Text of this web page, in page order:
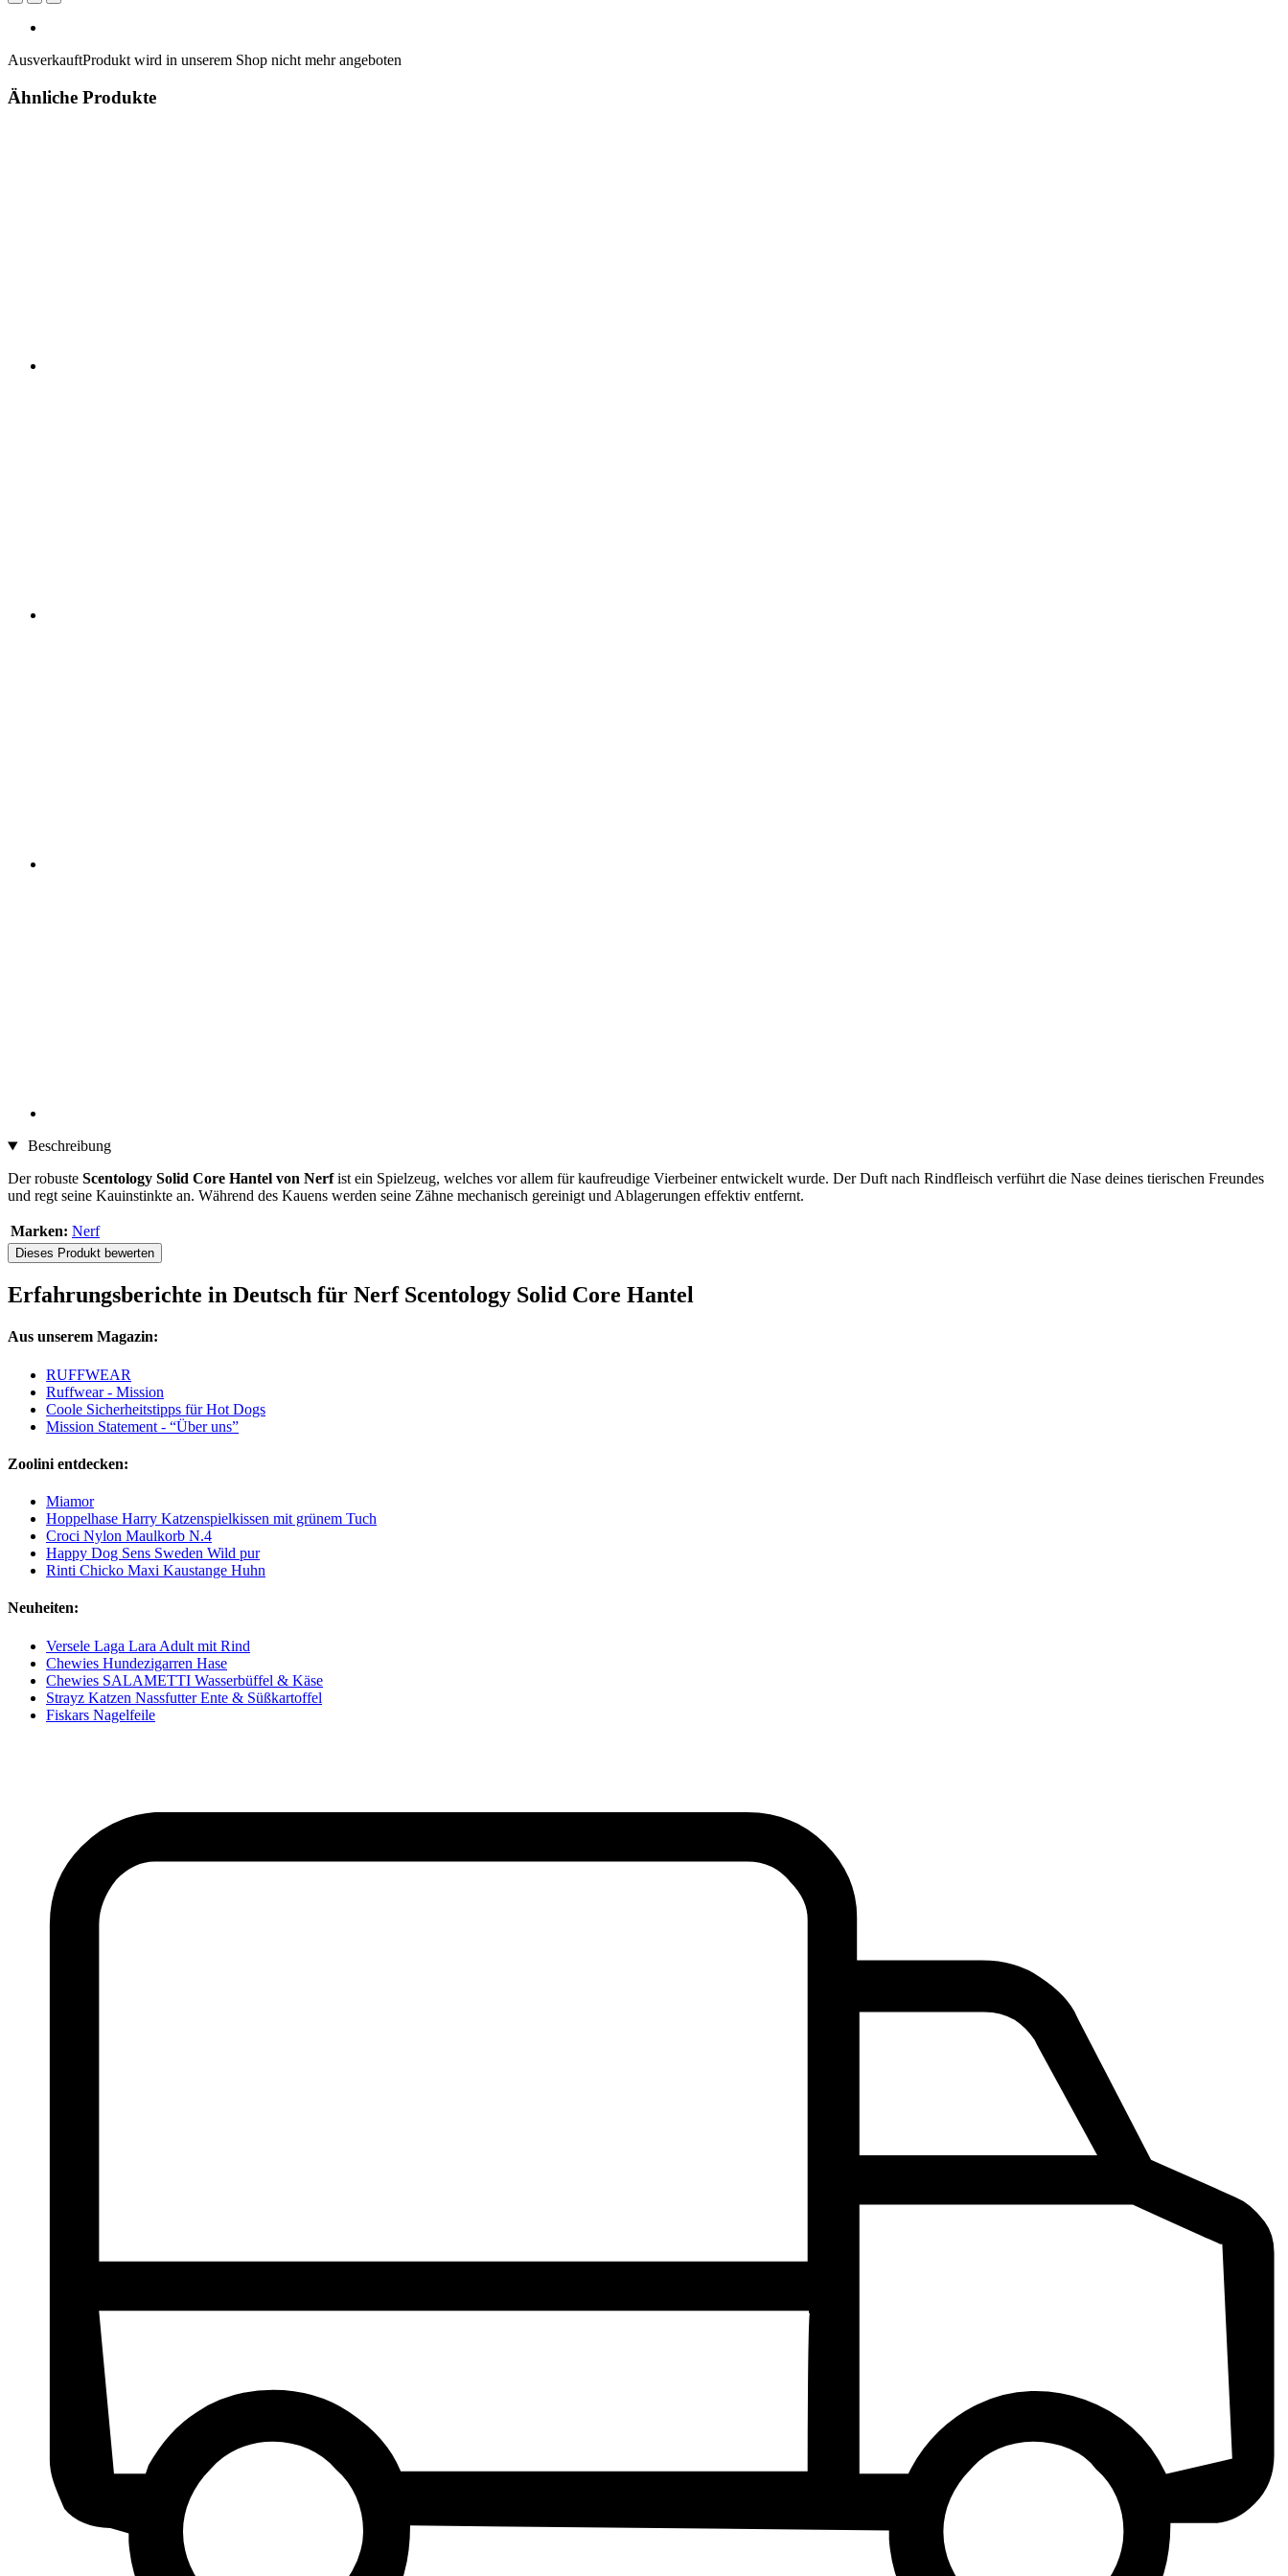
AusverkauftProdukt wird in unserem Shop nicht mehr angeboten
Ähnliche Produkte
Beschreibung
Der robuste Scentology Solid Core Hantel von Nerfist ein Spielzeug, welches vor allem für kaufreudige Vierbeiner entwickelt wurde. Der Duft nach Rindfleisch verführt die Nase deines tierischen Freundes
und regt seine Kauinstinkte an. Während des Kauens werden seine Zähne mechanisch gereinigt und Ablagerungen effektiv entfernt.
Marken: Nerf
Dieses Produkt bewerten
Erfahrungsberichte in Deutsch für Nerf Scentology Solid Core Hantel
Aus unserem Magazin:
RUFFWEAR
Ruffwear - Mission
Coole Sicherheitstipps für Hot Dogs
Mission Statement - “Über uns”
Zoolini entdecken:
Miamor
Hoppelhase Harry Katzenspielkissen mit grünem Tuch
Croci Nylon Maulkorb N.4
Happy Dog Sens Sweden Wild pur
Rinti Chicko Maxi Kaustange Huhn
Neuheiten:
Versele Laga Lara Adult mit Rind
Chewies Hundezigarren Hase
Chewies SALAMETTI Wasserbüffel & Käse
Strayz Katzen Nassfutter Ente & Süßkartoffel
Fiskars Nagelfeile